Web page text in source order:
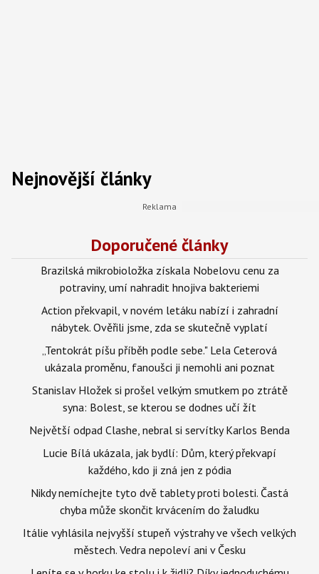
Nejnovější články
Doporučené články
Brazilská mikrobioložka získala Nobelovu cenu za
potraviny, umí nahradit hnojiva bakteriemi
Action překvapil, v novém letáku nabízí i zahradní
nábytek. Ověřili jsme, zda se skutečně vyplatí
„Tentokrát píšu příběh podle sebe." Lela Ceterová
ukázala proměnu, fanoušci ji nemohli ani poznat
Stanislav Hložek si prošel velkým smutkem po ztrátě
syna: Bolest, se kterou se dodnes učí žít
Největší odpad Clashe, nebral si servítky Karlos Benda
Lucie Bílá ukázala, jak bydlí: Dům, který překvapí
každého, kdo ji zná jen z pódia
Nikdy nemíchejte tyto dvě tablety proti bolesti. Častá
chyba může skončit krvácením do žaludku
Itálie vyhlásila nejvyšší stupeň výstrahy ve všech velkých
městech. Vedra nepoleví ani v Česku